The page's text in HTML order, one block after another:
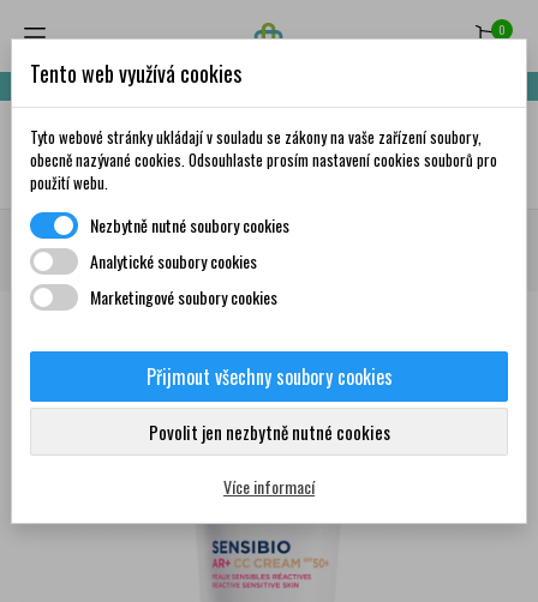
0
Nakupte za 999,- Kč a získáte dopravu zdarma!
✦AI
Domů Krása a péče Dermokosmetika
BIODERMA Sensibio AR+ CC krém SPF50+ 40ml
Tento web využívá cookies
Tyto webové stránky ukládají v souladu se zákony na vaše zařízení soubory,
obecně nazývané cookies. Odsouhlaste prosím nastavení cookies souborů pro
použití webu.
Nezbytně nutné soubory cookies
Analytické soubory cookies
Marketingové soubory cookies
Přijmout všechny soubory cookies
Povolit jen nezbytně nutné cookies
Více informací